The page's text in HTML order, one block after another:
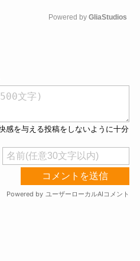
Powered by GliaStudios